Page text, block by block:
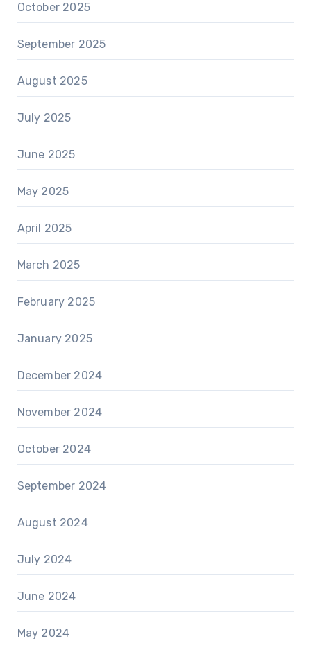
October 2025
September 2025
August 2025
July 2025
June 2025
May 2025
April 2025
March 2025
February 2025
January 2025
December 2024
November 2024
October 2024
September 2024
August 2024
July 2024
June 2024
May 2024